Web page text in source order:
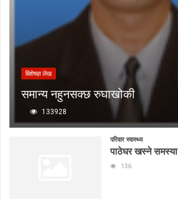
बिशेषज्ञ लेख
समान्य नहुनसक्छ रुघाखोकी
133928
परिवार स्वास्थ्य
पाठेघर खस्ने समस्या
136